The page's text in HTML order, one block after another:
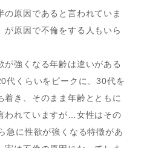
の原因であると言われていま
が原因で不倫をする人もいら
が強くなる年齢は違いがある
代くらいをピークに、30代を
着き、そのまま年齢とともに
われていますが…女性はその
急に性欲が強くなる特徴があ